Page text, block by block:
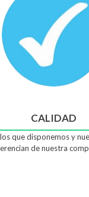
CALIDAD
que disponemos y
de nuestra